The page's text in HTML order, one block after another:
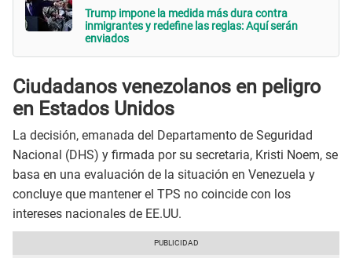
Trump impone la medida más dura contra
inmigrantes y redefine las reglas: Aquí serán
enviados
Ciudadanos venezolanos en peligro
en Estados Unidos
La decisión, emanada del Departamento de Seguridad
Nacional (DHS) y firmada por su secretaria, Kristi Noem, se
basa en una evaluación de la situación en Venezuela y
concluye que mantener el TPS no coincide con los
intereses nacionales de EE.UU.